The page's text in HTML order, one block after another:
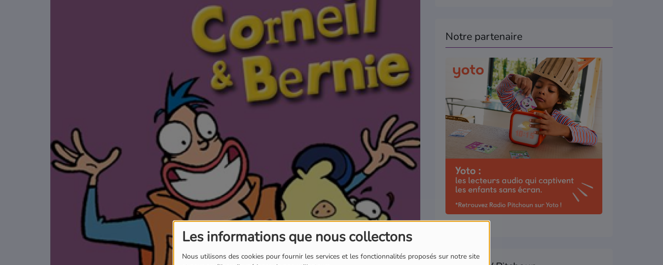
Les informations que nous collectons
Nous utilisons des cookies pour fournir les services et les fonctionnalités proposés sur notre site
Qui sommes-nous ?
Notre partenaire